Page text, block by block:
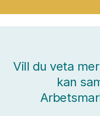
Vill du veta
kan